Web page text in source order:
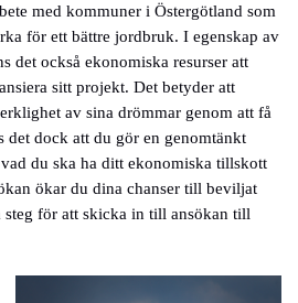
med kommuner i Östergötland som
för ett bättre jordbruk. I egenskap av
det också ekonomiska resurser att
sitt projekt. Det betyder att
av sina drömmar genom att få
det dock att du gör en genomtänkt
du ska ha ditt ekonomiska tillskott
ökar du dina chanser till beviljat
steg för att skicka in till ansökan till